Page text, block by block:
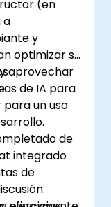
(en
a
y
optimizar su
aprovechar
de IA para
un uso
de
integrado
de